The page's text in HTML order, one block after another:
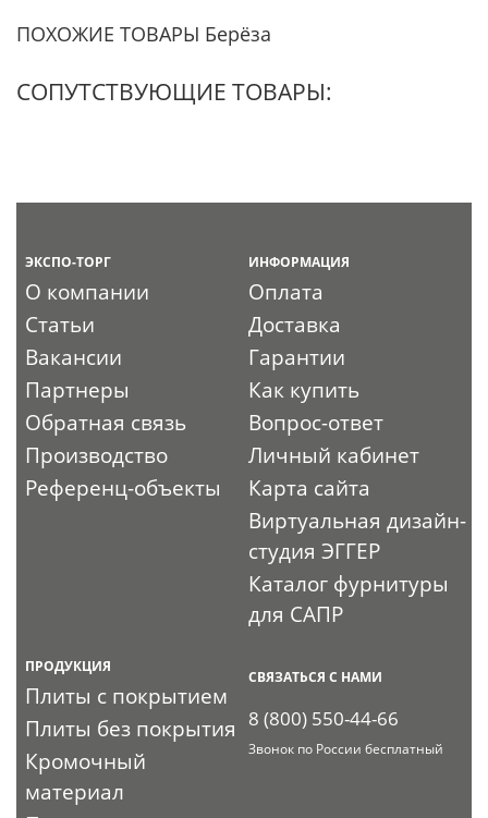
ПОХОЖИЕ ТОВАРЫ Берёза
СОПУТСТВУЮЩИЕ ТОВАРЫ:
ЭКСПО-ТОРГ
О компании
Статьи
Вакансии
Партнеры
Обратная связь
Производство
Референц-объекты
ИНФОРМАЦИЯ
Оплата
Доставка
Гарантии
Как купить
Вопрос-ответ
Личный кабинет
Карта сайта
Виртуальная дизайн-
студия ЭГГЕР
Каталог фурнитуры
для САПР
ПРОДУКЦИЯ
Плиты с покрытием
Плиты без покрытия
Кромочный
материал
СВЯЗАТЬСЯ С НАМИ
8 (800) 550-44-66
Звонок по России бесплатный